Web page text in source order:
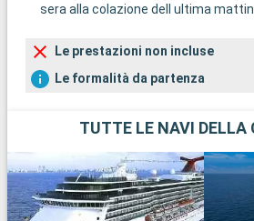
sera alla colazione dell ultima
Le prestazioni non incluse
Le formalità da partenza
TUTTE LE NAVI DELLA